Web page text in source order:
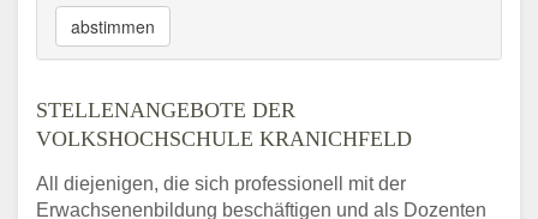
abstimmen
STELLENANGEBOTE DER
VOLKSHOCHSCHULE KRANICHFELD
All diejenigen, die sich professionell mit der
Erwachsenenbildung beschäftigen und als Dozenten